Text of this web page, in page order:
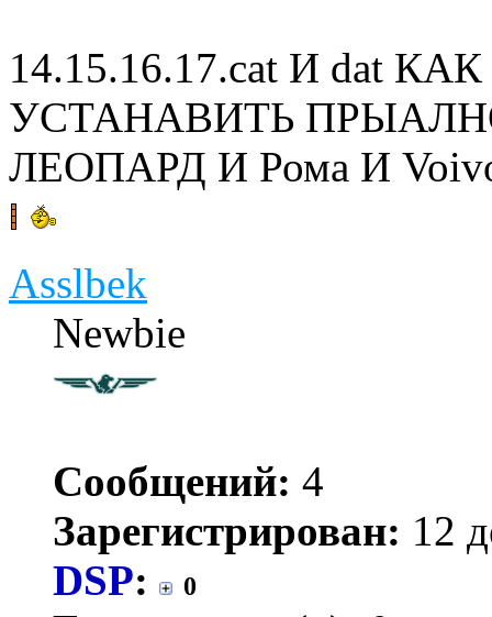
14.15.16.17.cat И dat
УСТАНАВИТЬ
ЛЕОПАРД И Рома И
Asslbek
Newbie
Сообщений: 4
Зарегистрирован: 12
DSP: 0